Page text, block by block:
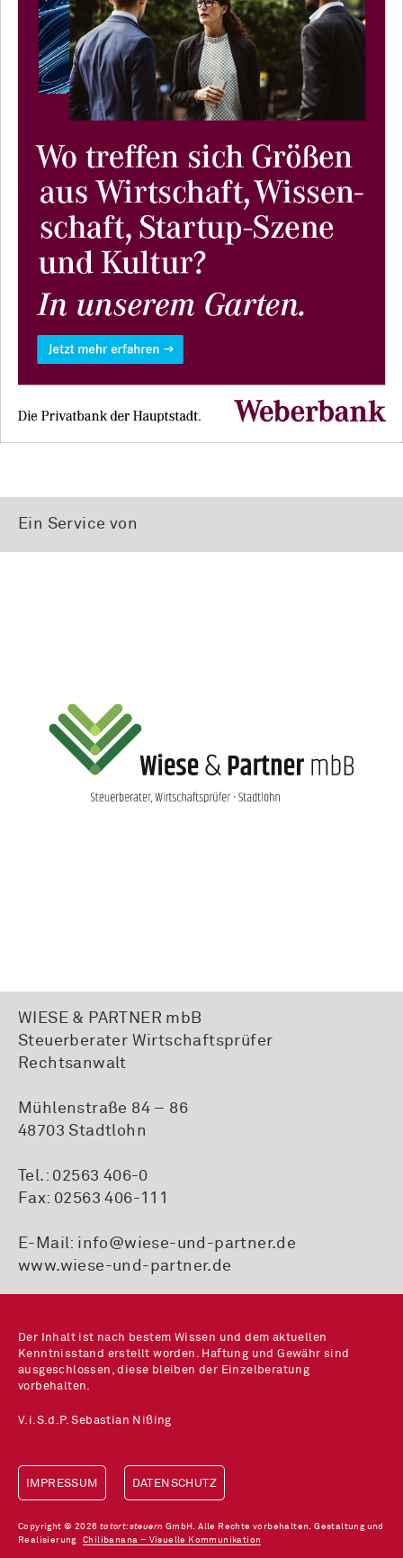
Ein Service von
WIESE & PARTNER mbB
Steuerberater Wirtschaftsprüfer
Rechtsanwalt
Mühlenstraße 84 – 86
48703 Stadtlohn
Tel.: 02563 406-0
Fax: 02563 406-111
E-Mail: info@wiese-und-partner.de
www.wiese-und-partner.de
Der Inhalt ist nach bestem Wissen und dem aktuellen
Kenntnisstand erstellt worden. Haftung und Gewähr sind
ausgeschlossen, diese bleiben der Einzelberatung
vorbehalten.
V.i.S.d.P. Sebastian Nißing
IMPRESSUM DATENSCHUTZ
Copyright © 2026 tatort:steuern GmbH. Alle Rechte vorbehalten. Gestaltung und
RealisierungChilibanana – Visuelle Kommunikation